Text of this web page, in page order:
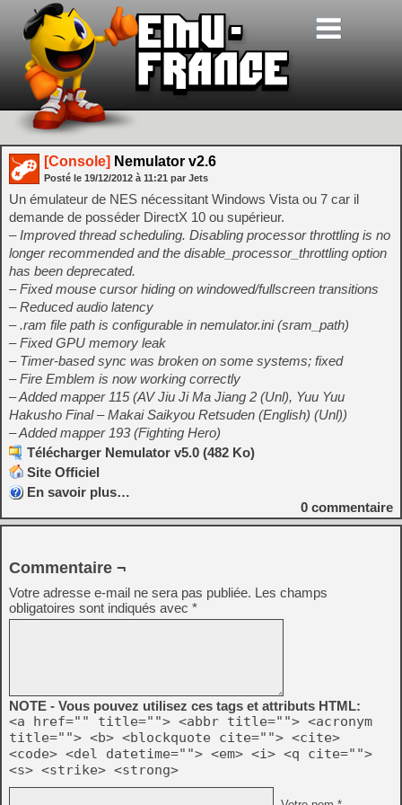
[Console] Nemulator v2.6
Posté le 19/12/2012 à 11:21 par Jets
Un émulateur de NES nécessitant Windows Vista ou 7 car il
demande de posséder DirectX 10 ou supérieur.
– Improved thread scheduling. Disabling processor throttling is no
longer recommended and the disable_processor_throttling option
has been deprecated.
– Fixed mouse cursor hiding on windowed/fullscreen transitions
– Reduced audio latency
– .ram file path is configurable in nemulator.ini (sram_path)
– Fixed GPU memory leak
– Timer-based sync was broken on some systems; fixed
– Fire Emblem is now working correctly
– Added mapper 115 (AV Jiu Ji Ma Jiang 2 (Unl), Yuu Yuu
Hakusho Final – Makai Saikyou Retsuden (English) (Unl))
– Added mapper 193 (Fighting Hero)
Télécharger Nemulator v5.0 (482 Ko)
Site Officiel
En savoir plus…
0 commentaire
Commentaire ¬
Votre adresse e-mail ne sera pas publiée. Les champs
obligatoires sont indiqués avec *
NOTE - Vous pouvez utilisez ces tags et attributs HTML:
<a href="" title=""> <abbr title=""> <acronym
title=""> <b> <blockquote cite=""> <cite>
<code> <del datetime=""> <em> <i> <q cite="">
<s> <strike> <strong>